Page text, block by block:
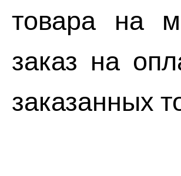
товара на
заказ на
заказанных